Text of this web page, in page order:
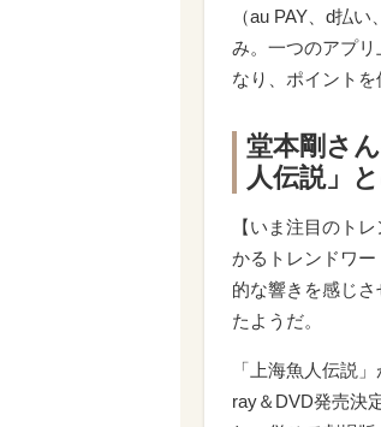
（au PAY、d払
み。一つのアプ
なり、ポイントを
堂本剛さ
人伝説」
【いま注目のト
かるトレンドワ
的な響きを感じ
たようだ。
「上海魚人伝説
ray＆DVD発売決